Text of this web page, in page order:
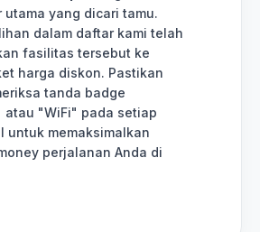
utama yang dicari tamu.
dalam daftar kami telah
fasilitas tersebut ke
harga diskon. Pastikan
tanda badge
atau "WiFi" pada setiap
untuk memaksimalkan
perjalanan Anda di